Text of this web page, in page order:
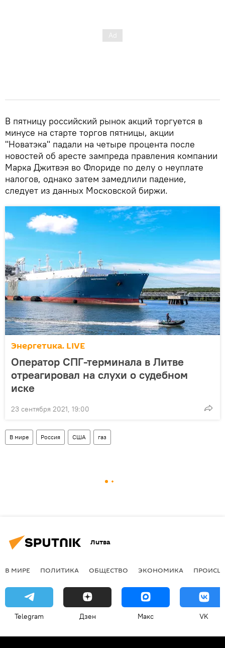
В пятницу российский рынок акций торгуется в
минусе на старте торгов пятницы, акции
"Новатэка" падали на четыре процента после
новостей об аресте зампреда правления компании
Марка Джитвэя во Флориде по делу о неуплате
налогов, однако затем замедлили падение,
следует из данных Московской биржи.
Энергетика. LIVE
Оператор СПГ-терминала в Литве
отреагировал на слухи о судебном
иске
23 сентября 2021, 19:00
В мире Россия США газ
Литва
В МИРЕ ПОЛИТИКА ОБЩЕСТВО ЭКОНОМИКА
Telegram Дзен Макс VK